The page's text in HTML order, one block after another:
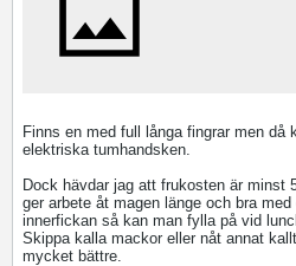
Finns en med full långa fingrar men då
elektriska tumhandsken.
Dock hävdar jag att frukosten är minst
ger arbete åt magen länge och bra
innerfickan så kan man fylla på vid
Skippa kalla mackor eller nåt annat
mycket bättre.